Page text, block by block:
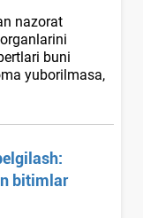
nazorat
buni
yuborilmasa,
bitimlar